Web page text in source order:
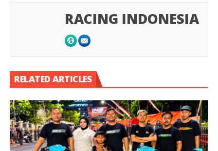
RACING INDONESIA
RELATED ARTICLES